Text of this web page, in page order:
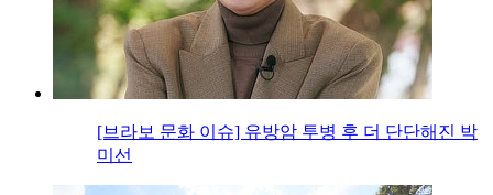
[브라보 문화 이슈] 유방암 투병 후 더 단단해진 박
미선